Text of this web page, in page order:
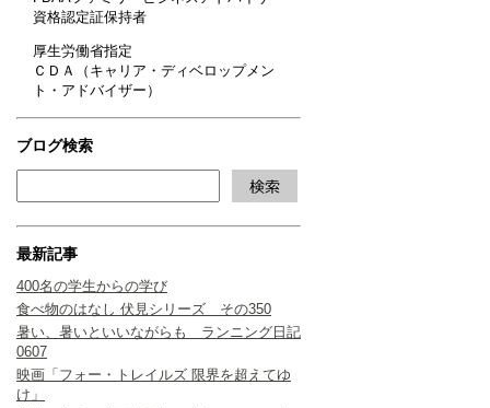
資格認定証保持者
厚生労働省指定
ＣＤＡ（キャリア・ディベロップメン
ト・アドバイザー）
ブログ検索
最新記事
400名の学生からの学び
食べ物のはなし 伏見シリーズ その350
暑い、暑いといいながらも ランニング日記
0607
映画「フォー・トレイルズ 限界を超えてゆ
け」